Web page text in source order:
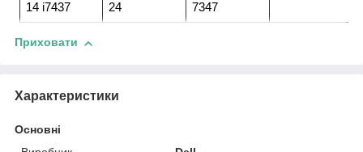
14 i7437
24
7347
Приховати
Характеристики
Основні